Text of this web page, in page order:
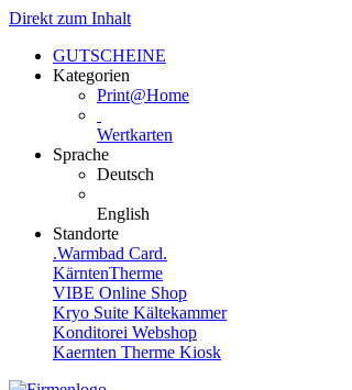
Direkt zum Inhalt
GUTSCHEINE
Kategorien
Print@Home
Wertkarten
Sprache
Deutsch
English
Standorte
.Warmbad Card.
KärntenTherme
VIBE Online Shop
Kryo Suite Kältekammer
Konditorei Webshop
Kaernten Therme Kiosk